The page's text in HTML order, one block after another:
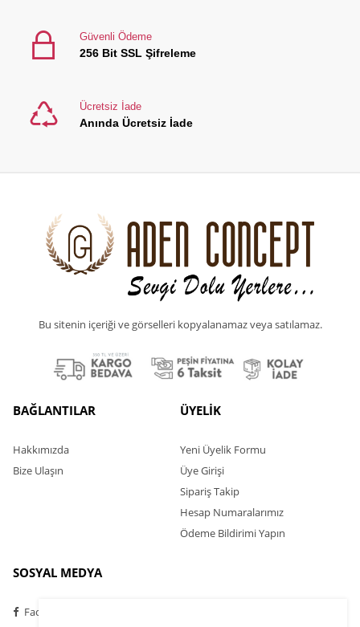
Güvenli Ödeme
256 Bit SSL Şifreleme
Ücretsiz İade
Anında Ücretsiz İade
Bu sitenin içeriği ve görselleri kopyalanamaz veya satılamaz.
BAĞLANTILAR
Hakkımızda
Bize Ulaşın
ÜYELİK
Yeni Üyelik Formu
Üye Girişi
Sipariş Takip
Hesap Numaralarımız
Ödeme Bildirimi Yapın
SOSYAL MEDYA
Facebook